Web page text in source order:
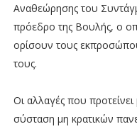
Αναθεώρησης του
πρόεδρο της Βουλής, ο
ορίσουν τους
τους.
Οι αλλαγές που
σύσταση μη κρατικών